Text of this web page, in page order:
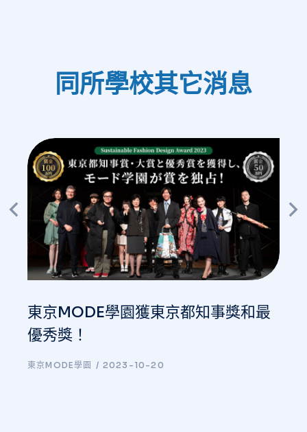
同所學校其它消息
東京MODE學園獲東京都知事獎和最
優秀獎！
東京MODE學園 2023-10-20